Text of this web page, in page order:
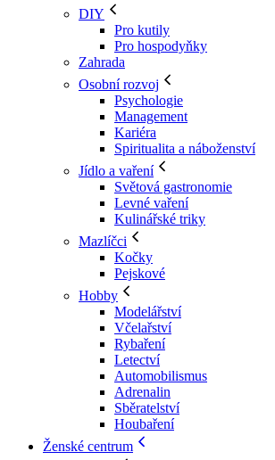
DIY
Pro kutily
Pro hospodyňky
Zahrada
Osobní rozvoj
Psychologie
Management
Kariéra
Spiritualita a náboženství
Jídlo a vaření
Světová gastronomie
Levné vaření
Kulinářské triky
Mazlíčci
Kočky
Pejskové
Hobby
Modelářství
Včelařství
Rybaření
Letectví
Automobilismus
Adrenalin
Sběratelství
Houbaření
Ženské centrum